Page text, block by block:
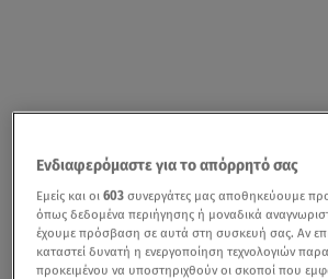
Ενδιαφερόμαστε για το απόρρητό σας
Εμείς και οι603 συνεργάτες μας αποθηκεύουμε
όπως δεδομένα περιήγησης ή μοναδικά
έχουμε πρόσβαση σε αυτά στη συσκευή σας. Αν
καταστεί δυνατή η ενεργοποίηση τεχνολογιών
προκειμένου να υποστηριχθούν οι σκοποί που